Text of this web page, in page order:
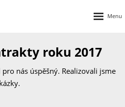
roku 2017
nás úspěšný. Realizovali jsme